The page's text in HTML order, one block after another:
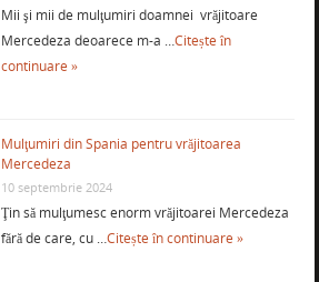
Mii şi mii de mulţumiri doamnei vrăjitoare
Mercedeza deoarece m-a …Citește în
continuare »
Mulţumiri din Spania pentru vrăjitoarea
Mercedeza
10 septembrie 2024
Ţin să mulţumesc enorm vrăjitoarei Mercedeza
fără de care, cu …Citește în continuare »